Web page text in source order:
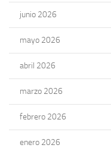
junio 2026
mayo 2026
abril 2026
marzo 2026
febrero 2026
enero 2026